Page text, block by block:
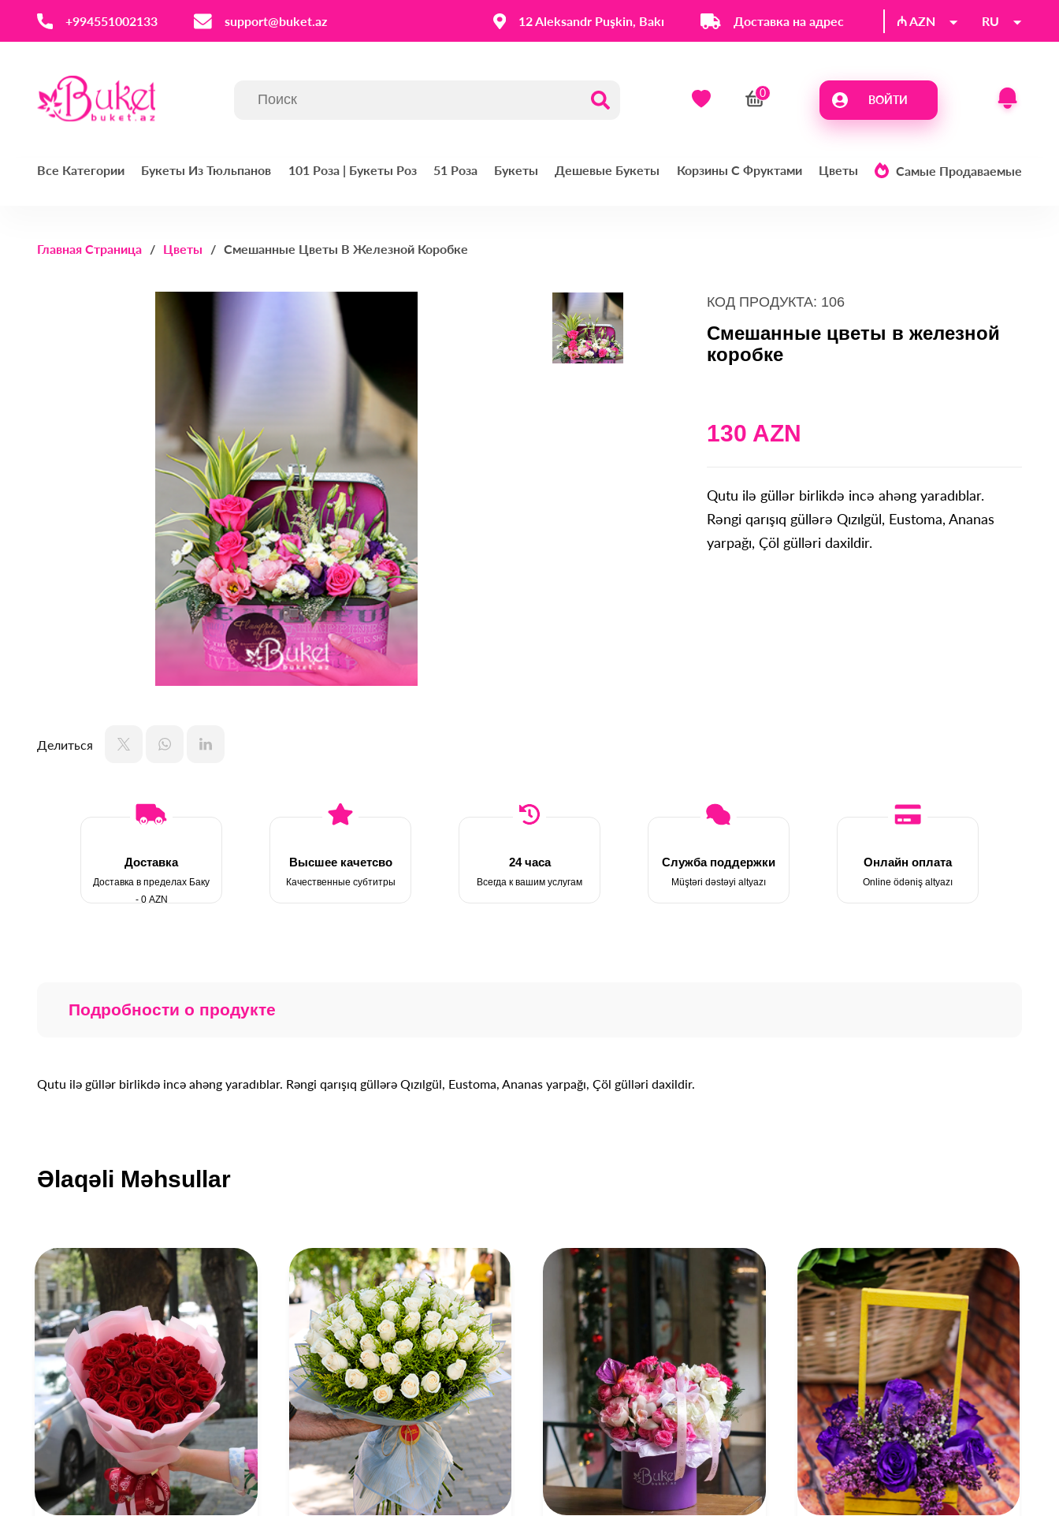
‪+994551002133‬ support@buket.az 12 Aleksandr Puşkin, Bakı Доставка на адрес ₼ AZN RU
ВОЙТИ
Все Категории Букеты Из Тюльпанов 101 Роза | Букеты Роз 51 Роза Букеты Дешевые Букеты Корзины С Фруктами Цветы Самые Продаваемые
Главная Страница Цветы Смешанные Цветы В Железной Коробке
Делиться
КОД ПРОДУКТА: 106
Смешанные цветы в железной
коробке
130 AZN
Qutu ilə güllər birlikdə incə ahəng yaradıblar.
Rəngi qarışıq güllərə Qızılgül, Eustoma, Ananas
yarpağı, Çöl gülləri daxildir.
Доставка
Доставка в пределах Баку
- 0 AZN
Высшее качетсво
Качественные субтитры
24 часа
Всегда к вашим услугам
Служба поддержки
Müştəri dəstəyi altyazı
Онлайн оплата
Online ödəniş altyazı
Подробности о продукте
Qutu ilə güllər birlikdə incə ahəng yaradıblar. Rəngi qarışıq güllərə Qızılgül, Eustoma, Ananas yarpağı, Çöl gülləri daxildir.
Əlaqəli Məhsullar